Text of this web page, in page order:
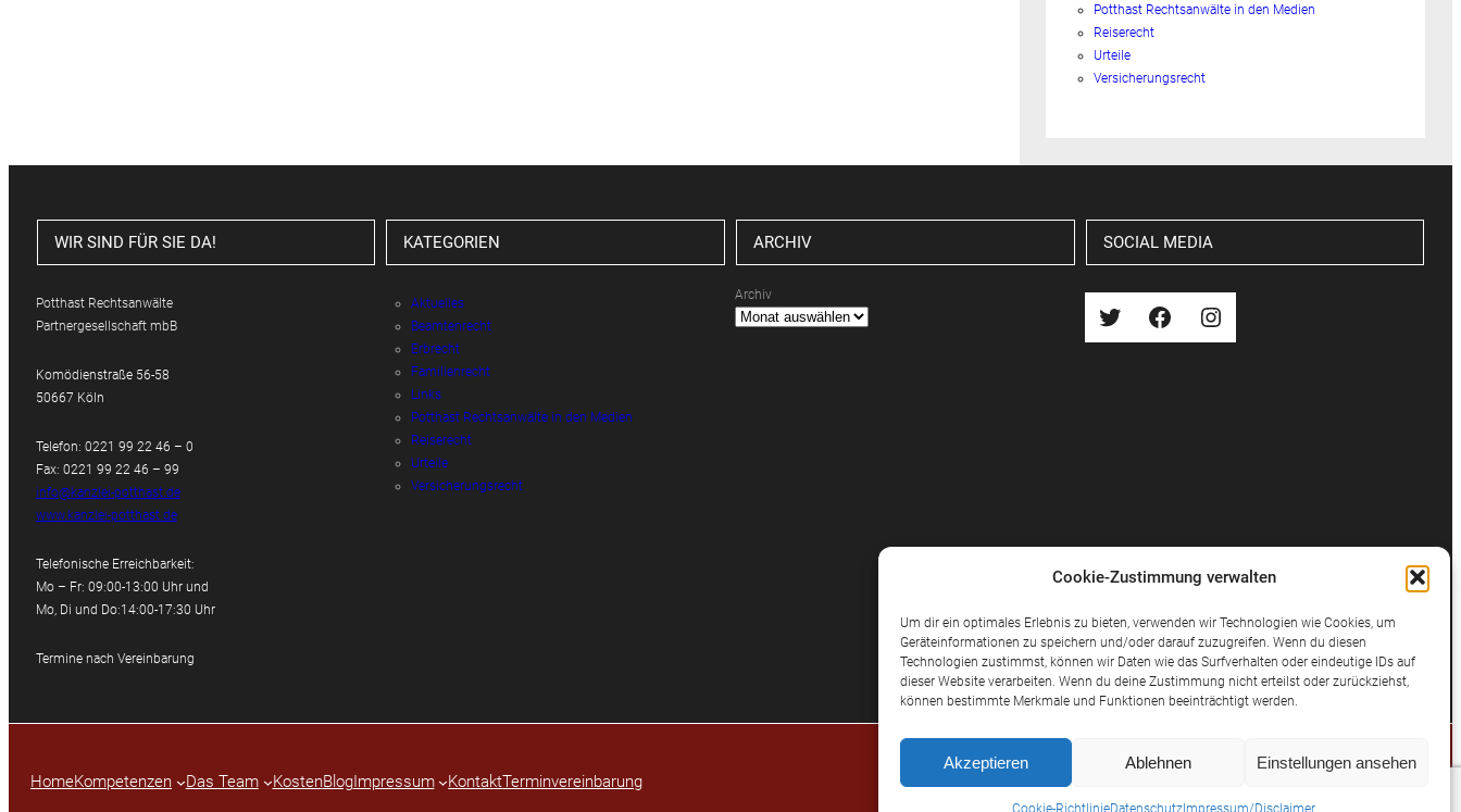
Cookie-Zustimmung verwalten
Um dir ein optimales Erlebnis zu bieten, verwenden wir Technologien wie Cookies, um
Geräteinformationen zu speichern und/oder darauf zuzugreifen. Wenn du diesen
Technologien zustimmst, können wir Daten wie das Surfverhalten oder eindeutige IDs auf
dieser Website verarbeiten. Wenn du deine Zustimmung nicht erteilst oder zurückziehst,
können bestimmte Merkmale und Funktionen beeinträchtigt werden.
Akzeptieren Ablehnen Einstellungen ansehen
Cookie-RichtlinieDatenschutz Impressum/Disclaimer
Potthast Rechtsanwälte in den Medien
Reiserecht
Urteile
Versicherungsrecht
WIR SIND FÜR SIE DA!
Potthast Rechtsanwälte
Partnergesellschaft mbB
Komödienstraße 56-58
50667 Köln
Telefon: 0221 99 22 46 – 0
Fax: 0221 99 22 46 – 99
info@kanzlei-potthast.de
www.kanzlei-potthast.de
Telefonische Erreichbarkeit:
Mo – Fr: 09:00-13:00 Uhr und
Mo, Di und Do:14:00-17:30 Uhr
Termine nach Vereinbarung
KATEGORIEN
Aktuelles
Beamtenrecht
Erbrecht
Familienrecht
Links
Potthast Rechtsanwälte in den Medien
Reiserecht
Urteile
Versicherungsrecht
ARCHIV
Archiv
SOCIAL MEDIA
Twitter Facebook Instagram
HomeKompetenzen Das Team KostenBlogImpressum KontaktTerminvereinbarung